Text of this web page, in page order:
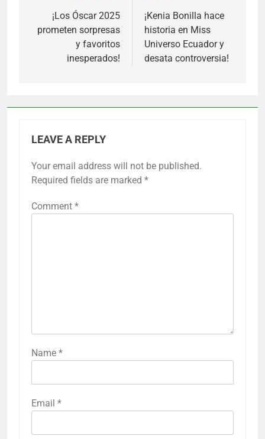
navigation
¡Los Óscar 2025
prometen sorpresas
y favoritos
inesperados!
¡Kenia Bonilla hace
historia en Miss
Universo Ecuador y
desata controversia!
LEAVE A REPLY
Your email address will not be published.
Required fields are marked *
Comment *
Name *
Email *